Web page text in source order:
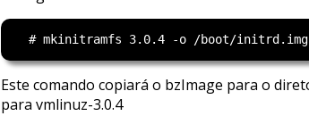
Este comando copiará o bzImage para o
para vmlinuz-3.0.4